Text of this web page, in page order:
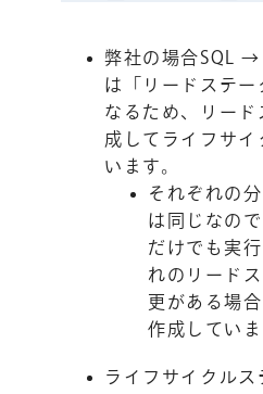
弊社の場合SQL →
は「リードステー
なるため、リー
成してライフサ
います。
それぞれの
は同じなの
だけでも実
れのリード
更がある場
作成していま
ライフサイクル